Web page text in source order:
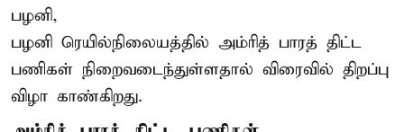
பழனி,
பழனி ரெயில்நிலையத்தில் அம்ரித் பாரத் திட்ட
பணிகள் நிறைவடைந்துள்ளதால் விரைவில் திறப்பு
விழா காண்கிறது.